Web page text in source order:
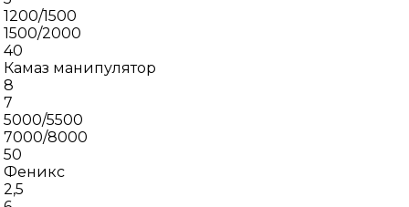
1200/1500
1500/2000
40
Камаз манипулятор
8
7
5000/5500
7000/8000
50
Феникс
2,5